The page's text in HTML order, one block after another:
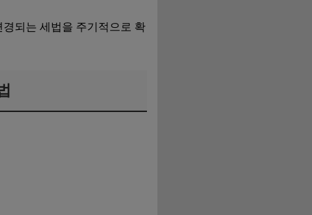
되는 세법을 주기적으로 확